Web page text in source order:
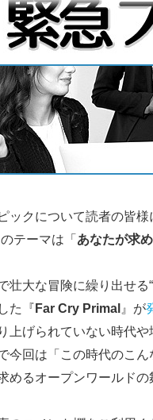
ックについて読者の皆
テーマは「あなたが求
壮大な冒険に繰り出せ
た『Far Cry Primal 』が
上げられていない時代
今回は「この時代のこ
めるオープンワールド